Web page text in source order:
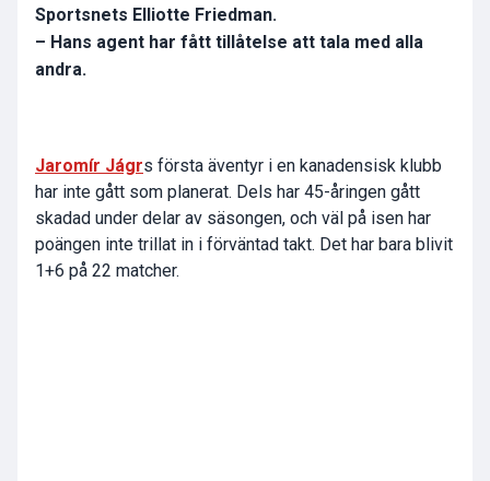
Sportsnets Elliotte Friedman.
– Hans agent har fått tillåtelse att tala med alla
andra.
Jaromír Jágrs första äventyr i en kanadensisk klubb
har inte gått som planerat. Dels har 45-åringen gått
skadad under delar av säsongen, och väl på isen har
poängen inte trillat in i förväntad takt. Det har bara blivit
1+6 på 22 matcher.